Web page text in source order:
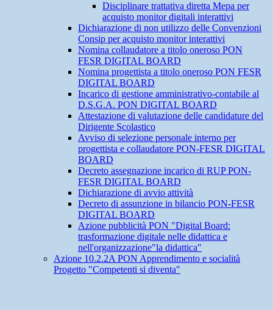
Disciplinare trattativa diretta Mepa per
acquisto monitor digitali interattivi
Dichiarazione di non utilizzo delle Convenzioni
Consip per acquisto monitor interattivi
Nomina collaudatore a titolo oneroso PON
FESR DIGITAL BOARD
Nomina progettista a titolo oneroso PON FESR
DIGITAL BOARD
Incarico di gestione amministrativo-contabile al
D.S.G.A. PON DIGITAL BOARD
Attestazione di valutazione delle candidature del
Dirigente Scolastico
Avviso di selezione personale interno per
progettista e collaudatore PON-FESR DIGITAL
BOARD
Decreto assegnazione incarico di RUP PON-
FESR DIGITAL BOARD
Dichiarazione di avvio attività
Decreto di assunzione in bilancio PON-FESR
DIGITAL BOARD
Azione pubblicità PON "Digital Board:
trasformazione digitale nelle didattica e
nell'organizzazione"la didattica"
Azione 10.2.2A PON Apprendimento e socialità
Progetto "Competenti si diventa"